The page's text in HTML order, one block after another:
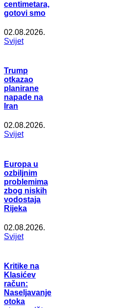
centimetara,
gotovi smo
02.08.2026.
Svijet
Trump
otkazao
planirane
napade na
Iran
02.08.2026.
Svijet
Europa u
ozbiljnim
problemima
zbog niskih
vodostaja
Rijeka
02.08.2026.
Svijet
Kritike na
Klasićev
račun:
Naseljavanje
otoka